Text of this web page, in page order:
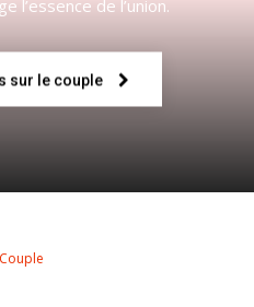
–
l’essence de l’union.
sur le couple